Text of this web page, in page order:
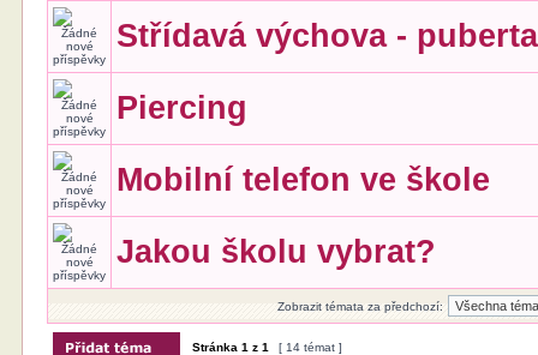
Střídavá výchova - puberta
Piercing
Mobilní telefon ve škole
Jakou školu vybrat?
Zobrazit témata za předchozí:
Stránka1 z1 [ 14 témat ]